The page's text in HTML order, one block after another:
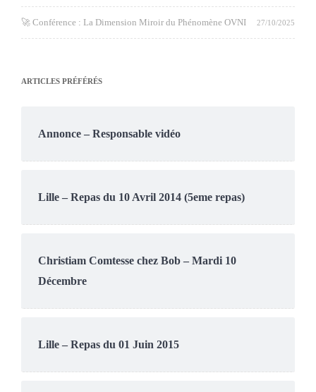
🚀 Conférence : La Dimension Miroir du Phénomène OVNI 27/10/2025
ARTICLES PRÉFÉRÉS
Annonce – Responsable vidéo
Lille – Repas du 10 Avril 2014 (5eme repas)
Christiam Comtesse chez Bob – Mardi 10
Décembre
Lille – Repas du 01 Juin 2015